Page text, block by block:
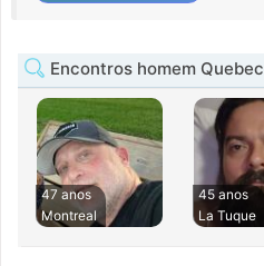
Encontros homem Quebec
47 anos
Montreal
45 anos
La Tuque